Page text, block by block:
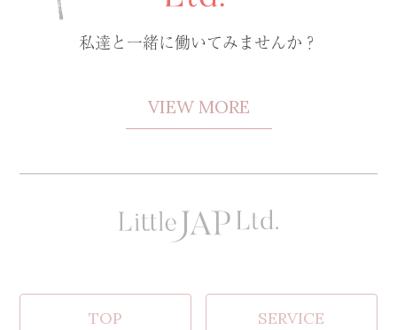
私達と一緒に働いてみませんか？
VIEW MORE
TOP SERVICE